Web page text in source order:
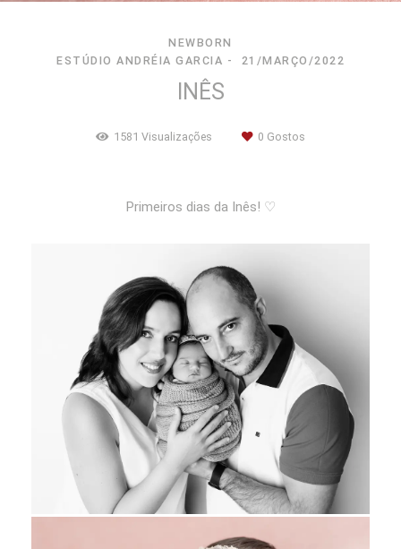
NEWBORN
ESTÚDIO ANDRÉIA GARCIA
21/MARÇO/2022
INÊS
1581 Visualizações 0 Gostos
Primeiros dias da Inês! ♡